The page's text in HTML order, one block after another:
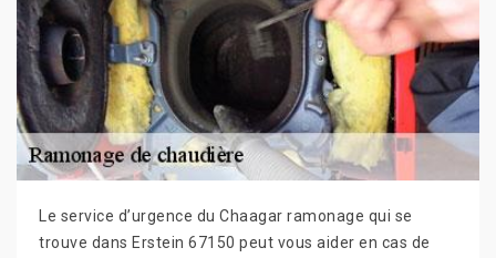
Le service d’urgence du Chaagar ramonage qui se
trouve dans Erstein 67150 peut vous aider en cas de